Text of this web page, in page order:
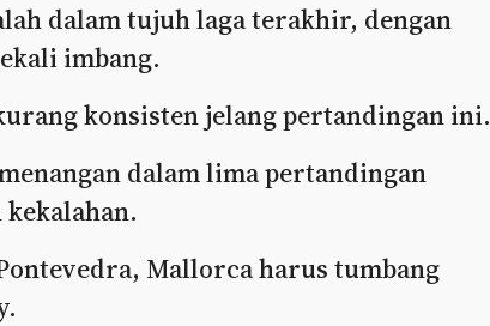
dalam tujuh laga terakhir, dengan
imbang.
konsisten jelang pertandingan ini.
dalam lima pertandingan
Mallorca harus tumbang